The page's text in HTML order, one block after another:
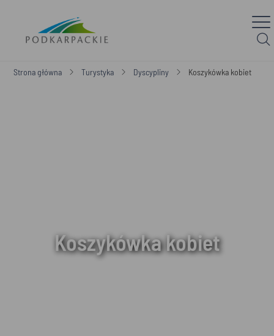
Strona główna Turystyka Dyscypliny Koszykówka kobiet
Koszykówka kobiet